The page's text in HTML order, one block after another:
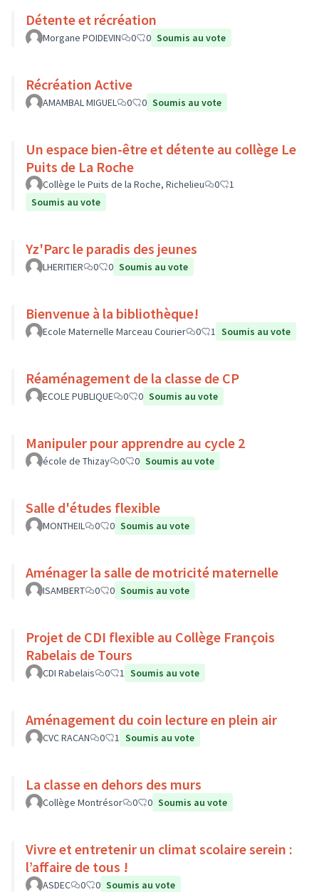
Détente et récréation
Morgane POIDEVIN 0 0 Soumis au vote
Récréation Active
AMAMBAL MIGUEL 0 0 Soumis au vote
Un espace bien-être et détente au collège Le
Puits de La Roche
Collège le Puits de la Roche, Richelieu 0
1
Soumis au vote
Yz'Parc le paradis des jeunes
LHERITIER 0 0 Soumis au vote
Bienvenue à la bibliothèque!
Ecole Maternelle Marceau Courier 0 1 Soumis au vote
Réaménagement de la classe de CP
ECOLE PUBLIQUE 0 0 Soumis au vote
Manipuler pour apprendre au cycle 2
école de Thizay 0 0 Soumis au vote
Salle d'études flexible
MONTHEIL 0 0 Soumis au vote
Aménager la salle de motricité maternelle
ISAMBERT 0 0 Soumis au vote
Projet de CDI flexible au Collège François
Rabelais de Tours
CDI Rabelais 0 1 Soumis au vote
Aménagement du coin lecture en plein air
CVC RACAN 0 1 Soumis au vote
La classe en dehors des murs
Collège Montrésor 0 0 Soumis au vote
Vivre et entretenir un climat scolaire serein :
l’affaire de tous !
ASDEC 0 0 Soumis au vote